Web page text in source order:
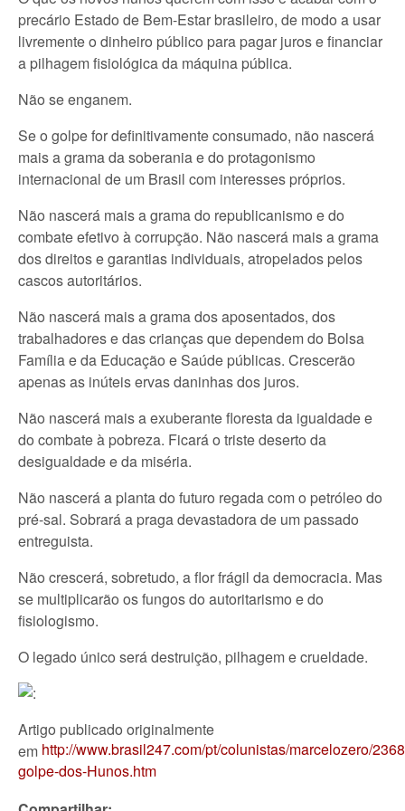
precário Estado de Bem-Estar brasileiro, de modo a usar
livremente o dinheiro público para pagar juros e financiar
a pilhagem fisiológica da máquina pública.
Não se enganem.
Se o golpe for definitivamente consumado, não nascerá
mais a grama da soberania e do protagonismo
internacional de um Brasil com interesses próprios.
Não nascerá mais a grama do republicanismo e do
combate efetivo à corrupção. Não nascerá mais a grama
dos direitos e garantias individuais, atropelados pelos
cascos autoritários.
Não nascerá mais a grama dos aposentados, dos
trabalhadores e das crianças que dependem do Bolsa
Família e da Educação e Saúde públicas. Crescerão
apenas as inúteis ervas daninhas dos juros.
Não nascerá mais a exuberante floresta da igualdade e
do combate à pobreza. Ficará o triste deserto da
desigualdade e da miséria.
Não nascerá a planta do futuro regada com o petróleo do
pré-sal. Sobrará a praga devastadora de um passado
entreguista.
Não crescerá, sobretudo, a flor frágil da democracia. Mas
se multiplicarão os fungos do autoritarismo e do
fisiologismo.
O legado único será destruição, pilhagem e crueldade.
Artigo publicado originalmente
em http://www.brasil247.com/pt/colunistas/marcelozero/
golpe-dos-Hunos.htm